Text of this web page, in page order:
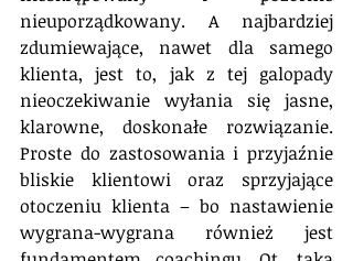
nieuporządkowany. A najbardziej
zdumiewające, nawet dla samego
klienta, jest to, jak z tej galopady
nieoczekiwanie wyłania się jasne,
klarowne, doskonałe rozwiązanie.
Proste do zastosowania i przyjaźnie
bliskie klientowi oraz sprzyjające
otoczeniu klienta – bo nastawienie
wygrana-wygrana również jest